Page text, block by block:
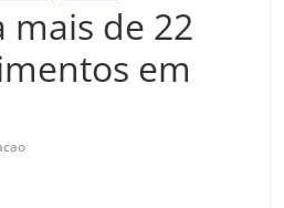
mais de 22
em